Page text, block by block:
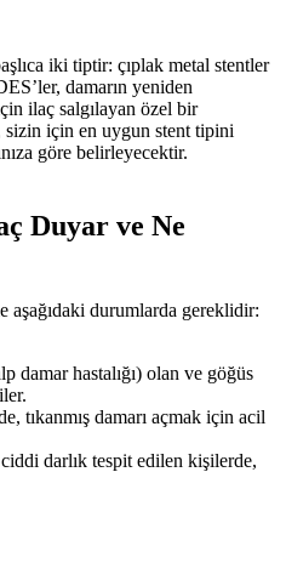
iki tiptir: çıplak metal stentler
damarın yeniden
ilaç salgılayan özel bir
için en uygun stent tipini
göre belirleyecektir.
Duyar ve Ne
aşağıdaki durumlarda gereklidir:
damar hastalığı) olan ve göğüs
tıkanmış damarı açmak için acil
darlık tespit edilen kişilerde,